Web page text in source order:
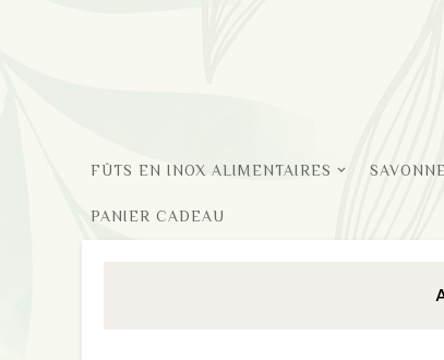
FÛTS EN INOX ALIMENTAIRES
PANIER CADEAU